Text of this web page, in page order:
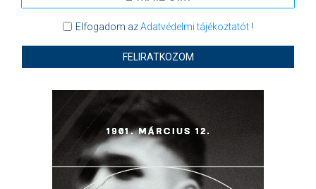
Elfogadom azAdatvédelmi tájékoztatót!
FELIRATKOZOM